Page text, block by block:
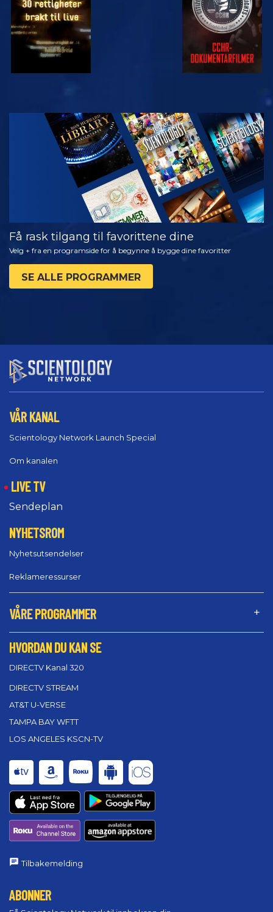
SE
UTFORSK
SERIEN
Få rask tilgang til favorittene dine
Velg + fra en programside for å begynne å bygge dine favoritter
SE ALLE PROGRAMMER
VÅR KANAL
Scientology Network Launch Special
Om kanalen
LIVE TV
Sendeplan
NYHETSROM
Nyhetsutsendelser
Reklameressurser
VÅRE PROGRAMMER
HVORDAN DU KAN SE
DIRECTV Kanal 320
DIRECTV STREAM
AT&T U-VERSE
TAMPA BAY WFTT
LOS ANGELES KSCN-TV
Tilbakemelding
ABONNER